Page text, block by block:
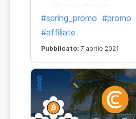
scelti casualmente
#spring_promo #promo
#affiliate
Pubblicato: 7 aprile 2021